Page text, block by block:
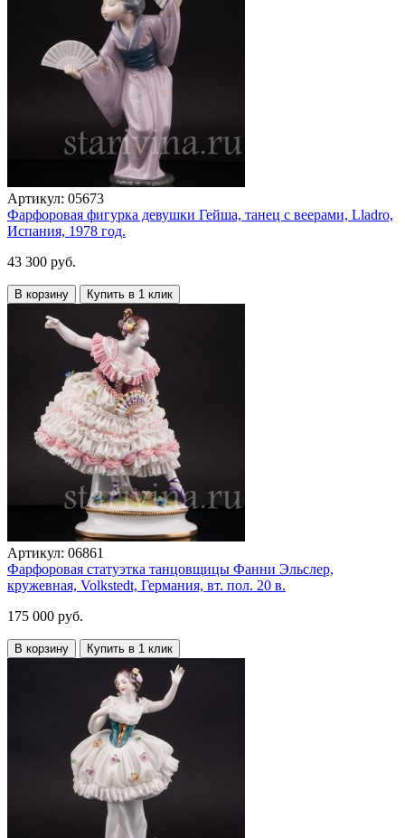
Артикул: 05673
Фарфоровая фигурка девушки Гейша, танец с веерами, Lladro,
Испания, 1978 год.
43 300 руб.
В корзину Купить в 1 клик
Артикул: 06861
Фарфоровая статуэтка танцовщицы Фанни Эльслер,
кружевная, Volkstedt, Германия, вт. пол. 20 в.
175 000 руб.
В корзину Купить в 1 клик